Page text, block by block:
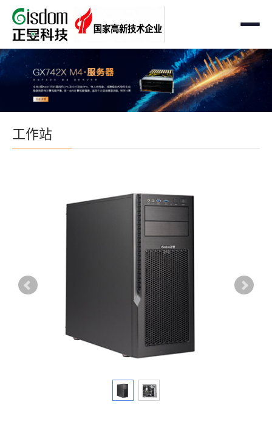
首页
工作站
AMD企业级工作站
Intel 企业级工作站
服务器
通用服务器
云游戏服务器
存储
OEM定制化
工作站